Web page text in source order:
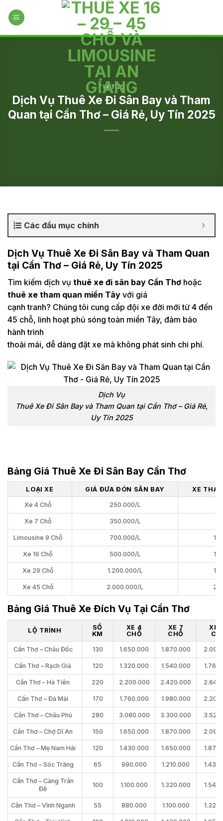
TIN TỨC
Dịch Vụ Thuê Xe Đi Sân Bay và Tham
Quan tại Cần Thơ – Giá Rẻ, Uy Tín 2025
Các đầu mục chính
Dịch Vụ Thuê Xe Đi Sân Bay và Tham Quan
tại Cần Thơ – Giá Rẻ, Uy Tín 2025
Tìm kiếm dịch vụ thuê xe đi sân bay Cần Thơ hoặc
thuê xe tham quan miền Tây với giá
cạnh tranh? Chúng tôi cung cấp đội xe đời mới từ 4 đến
45 chỗ, linh hoạt phủ sóng toàn miền Tây, đảm bảo
hành trình
thoải mái, dễ dàng đặt xe mà không phát sinh chi phí.
Dịch Vụ
Thuê Xe Đi Sân Bay và Tham Quan tại Cần Thơ – Giá Rẻ,
Uy Tín 2025
Bảng Giá Thuê Xe Đi Sân Bay Cần Thơ
LOẠI XE GIÁ ĐƯA ĐÓN SÂN BAY XE
Xe 4 Chỗ 250.000/L
Xe 7 Chỗ 350.000/L
Limousine 9 Chỗ 700.000/L
Xe 16 Chỗ 500.000/L
Xe 29 Chỗ 1.200.000/L
Xe 45 Chỗ 2.000.000/L
Bảng Giá Thuê Xe Đích Vụ Tại Cần Thơ
LỘ TRÌNH
SỐ
KM
XE 4
CHỖ
XE 7
CHỖ
XE
Cần Thơ – Châu Đốc 130 1.650.000 1.870.000
Cần Thơ – Rạch Giá 120 1.320.000 1.540.000
Cần Thơ – Hà Tiên 220 2.200.000 2.420.000
Cần Thơ – Đá Mài 170 1.760.000 1.980.000
Cần Thơ – Châu Phú 280 3.080.000 3.300.000
Cần Thơ – Chợ Dĩ An 150 1.650.000 1.870.000
Cần Thơ – Mẹ Nam Hải 120 1.430.000 1.650.000
Cần Thơ – Sóc Trăng 65 990.000 1.210.000
Cần Thơ – Cảng Trần
Đề
100 1.100.000 1.320.000
Cần Thơ – Vĩnh Nganh 55 880.000 1.100.000